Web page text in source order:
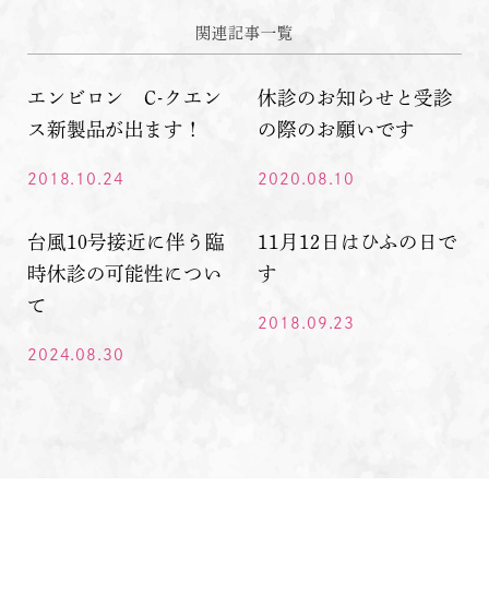
関連記事一覧
エンビロン C-クエン
ス新製品が出ます！
2018.10.24
休診のお知らせと受診
の際のお願いです
2020.08.10
台風10号接近に伴う臨
時休診の可能性につい
て
2024.08.30
11月12日はひふの日で
す
2018.09.23